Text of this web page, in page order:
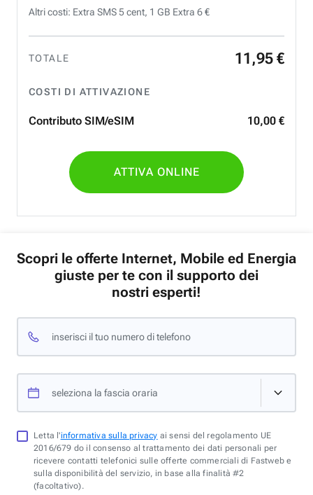
Altri costi: Extra SMS 5 cent, 1 GB Extra 6 €
TOTALE 11 ,95 €
COSTI DI ATTIVAZIONE
Contributo SIM/eSIM 10,00 €
ATTIVA ONLINE
Scopri le offerte Internet, Mobile ed Energia
giuste per te con il supporto dei
nostri esperti!
inserisci il tuo numero di telefono
seleziona la fascia oraria
Letta l'informativa sulla privacy ai sensi del regolamento UE
2016/679 do il consenso al trattamento dei dati personali per
ricevere contatti telefonici sulle offerte commerciali di Fastweb e
sulla disponibilità del servizio, in base alla finalità #2
(facoltativo).